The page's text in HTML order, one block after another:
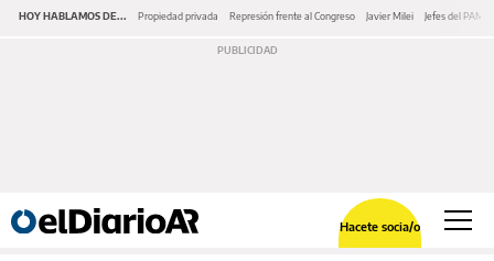
HOY HABLAMOS DE... Propiedad privada Represión frente al Congreso Javier Milei Jefes del PAMI
Hacete socia/o